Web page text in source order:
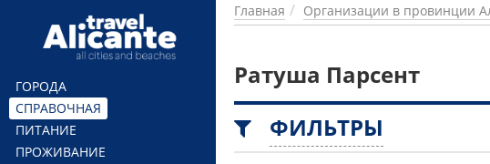
Перейти к основному содержанию
ГОРОДА
СПРАВОЧНАЯ
ПИТАНИЕ
ПРОЖИВАНИЕ
Главная Организации в провинции
Ратуша Парсент
ФИЛЬТРЫ